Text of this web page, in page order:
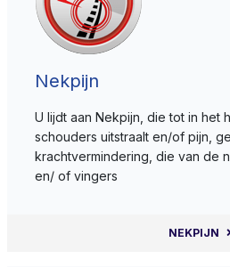
Nekpijn
U lijdt aan Nekpijn, die tot in het
schouders uitstraalt en/of pijn,
krachtvermindering, die van de
en/ of vingers
NEKPIJN